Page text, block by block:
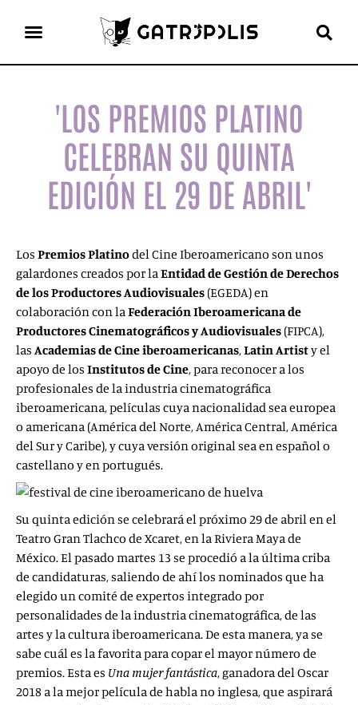
'LOS PREMIOS PLATINO
CELEBRAN SU QUINTA
EDICIÓN EL 29 DE ABRIL'
Los Premios Platinodel Cine Iberoamericano son unos
galardones creados por laEntidad de Gestión de Derechos
de los Productores Audiovisuales (EGEDA) en
colaboración con laFederación Iberoamericana de
Productores Cinematográficosy Audiovisuales (FIPCA),
lasAcademias de Cine iberoamericanas,Latin Artisty el
apoyo de los Institutos de Cine, para reconocer a los
profesionales de la industria cinematográfica
iberoamericana, películas cuya nacionalidad sea europea
o americana (América del Norte, América Central, América
del Sur y Caribe), y cuya versión original sea en español o
castellano y en portugués.
Su quinta edición se celebrará el próximo 29 de abril en el
Teatro Gran Tlachco de Xcaret, en la Riviera Maya de
México. El pasado martes 13 se procedió a la última criba
de candidaturas, saliendo de ahí los nominados que ha
elegido un comité de expertos integrado por
personalidades de la industria cinematográfica, de las
artes y la cultura iberoamericana. De esta manera, ya se
sabe cuál es la favorita para copar el mayor número de
premios. Esta es Una mujer fantástica, ganadora del Oscar
2018 a la mejor película de habla no inglesa, que aspirará